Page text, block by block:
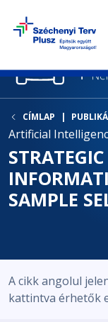
CÍMLAP
Artificial
SAMPLE
A cikk angolul
kattintva érhetők